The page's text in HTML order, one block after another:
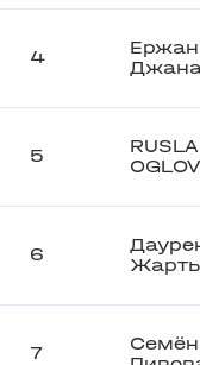
4
Ержан
5
OGLOV
6
7
Семён